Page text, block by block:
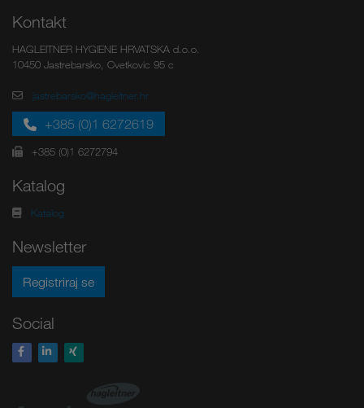
Kontakt
HAGLEITNER HYGIENE HRVATSKA d.o.o.
10450 Jastrebarsko, Cvetkovic 95 c
jastrebarsko@hagleitner.hr
+385 (0)1 6272619
+385 (0)1 6272794
Katalog
Katalog
Newsletter
Registriraj se
Social